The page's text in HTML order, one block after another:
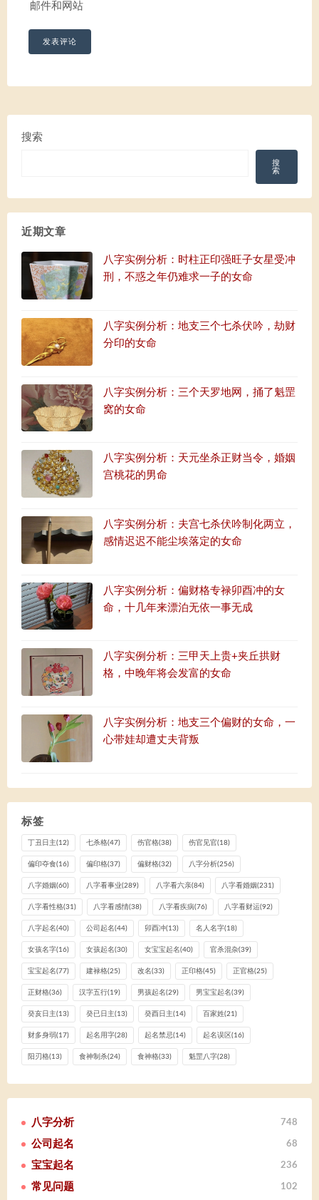
邮件和网站
搜索
搜
索
近期文章
八字实例分析：时柱正印强旺子女星受冲
刑，不惑之年仍难求一子的女命
八字实例分析：地支三个七杀伏吟，劫财
分印的女命
八字实例分析：三个天罗地网，捅了魁罡
窝的女命
八字实例分析：天元坐杀正财当令，婚姻
宫桃花的男命
八字实例分析：夫宫七杀伏吟制化两立，
感情迟迟不能尘埃落定的女命
八字实例分析：偏财格专禄卯酉冲的女
命，十几年来漂泊无依一事无成
八字实例分析：三甲天上贵+夹丘拱财
格，中晚年将会发富的女命
八字实例分析：地支三个偏财的女命，一
心带娃却遭丈夫背叛
标签
丁丑日主(12) 七杀格(47) 伤官格(38) 伤官见官(18)
偏印夺食(16) 偏印格(37) 偏财格(32) 八字分析(256)
八字婚姻(60) 八字看事业(289) 八字看六亲(84) 八字看婚姻(231)
八字看性格(31) 八字看感情(38) 八字看疾病(76) 八字看财运(92)
八字起名(40) 公司起名(44) 卯酉冲(13) 名人名字(18)
女孩名字(16) 女孩起名(30) 女宝宝起名(40) 官杀混杂(39)
宝宝起名(77) 建禄格(25) 改名(33) 正印格(45) 正官格(25)
正财格(36) 汉字五行(19) 男孩起名(29) 男宝宝起名(39)
癸亥日主(13) 癸已日主(13) 癸酉日主(14) 百家姓(21)
财多身弱(17) 起名用字(28) 起名禁忌(14) 起名误区(16)
阳刃格(13) 食神制杀(24) 食神格(33) 魁罡八字(28)
八字分析 748
公司起名 68
宝宝起名 236
常见问题 102